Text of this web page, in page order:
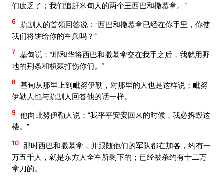
们疲乏了；我们追赶米甸人的两个王西巴和撒慕拿。”
6 疏割人的首领回答说：“西巴和撒慕拿已经在你手里，你使
我们将饼给你的军兵吗？”
7 基甸说：“耶和华将西巴和撒慕拿交在我手之后，我就用野
地的荆条和枳棘打伤你们。”
8 基甸从那里上到毗努伊勒，对那里的人也是这样说；毗努
伊勒人也与疏割人回答他的话一样。
9 他向毗努伊勒人说：“我平平安安回来的时候，我必拆毁这
楼。”
10 那时西巴和撒慕拿，并跟随他们的军队都在加各，约有一
万五千人，就是东方人全军所剩下的；已经被杀约有十二万
拿刀的。